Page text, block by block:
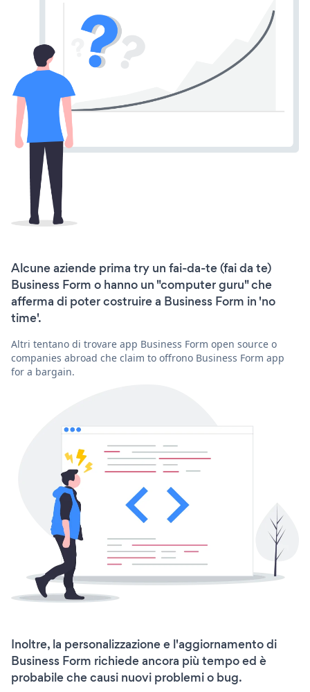
Alcune aziende prima try un fai-da-te (fai da te)
Business Form o hanno un "computer guru" che
afferma di poter costruire a Business Form in 'no
time'.
Altri tentano di trovare app Business Form open source o
companies abroad che claim to offrono Business Form app
for a bargain.
Inoltre, la personalizzazione e l'aggiornamento di
Business Form richiede ancora più tempo ed è
probabile che causi nuovi problemi o bug.